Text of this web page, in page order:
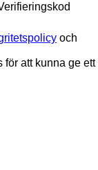
och
för att kunna ge ett